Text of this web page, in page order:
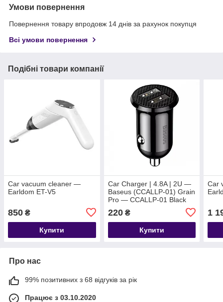
Умови повернення
Повернення товару впродовж 14 днів за рахунок покупця
Всі умови повернення
Подібні товари компанії
Car vacuum cleaner —
Earldom ET-V5
850 ₴
Купити
Car Charger | 4.8A | 2U —
Baseus (CCALLP-01) Grain
Pro — CCALLP-01 Black
220₴
Купити
Car
1
Про нас
99% позитивних з 68 відгуків за рік
Працює з 03.10.2020